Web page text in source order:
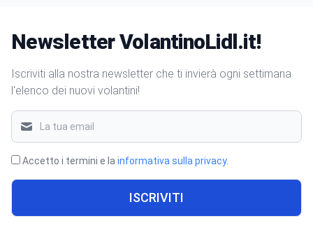
Newsletter VolantinoLidl.it!
Iscriviti alla nostra newsletter che ti invierà ogni settimana
l'elenco dei nuovi volantini!
Accetto i termini e la informativa sulla privacy.
ISCRIVITI